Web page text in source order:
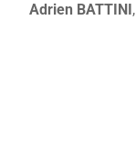
Adrien BATTINI